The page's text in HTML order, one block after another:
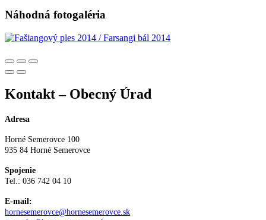
Náhodná fotogaléria
Kontakt – Obecný Úrad
Adresa
Horné Semerovce 100
935 84 Horné Semerovce
Spojenie
Tel.: 036 742 04 10
E-mail:
hornesemerovce@hornesemerovce.sk